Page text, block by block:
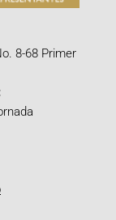
8-68 Primer